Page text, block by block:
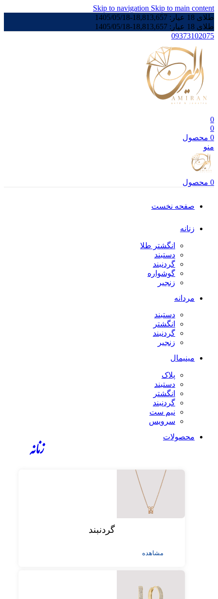
Skip to navigation Skip to main content
طلای 18 عیار:
18,813,657
-
1405/05/18
طلای 18 عیار:
18,813,657
-
1405/05/18
09373102075
0
0
0 محصول
منو
0 محصول
صفحه نخست
زنانه
انگشتر طلا
دستبند
گردنبند
گوشواره
زنجیر
مردانه
دستبند
انگشتر
گردنبند
زنجیر
مینیمال
پلاک
دستبند
انگشتر
گردنبند
نیم ست
سرویس
محصولات
زنانه
گردنبند
مشاهده